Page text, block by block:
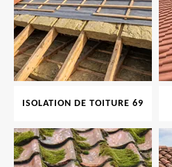
ISOLATION DE TOITURE 69